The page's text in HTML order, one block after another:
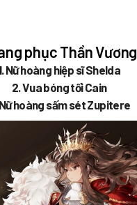
phục Thần Vương
Nữ hoàng hiệp sĩ Shelda
2. Vua bóng tối Cain
hoàng sấm sét Zupitere